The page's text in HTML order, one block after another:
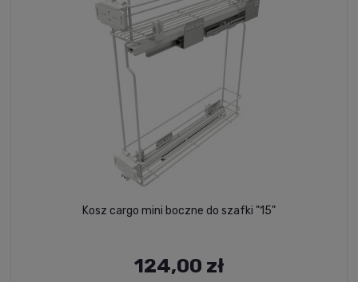
Kosz cargo mini boczne do szafki "15"
124,00 zł